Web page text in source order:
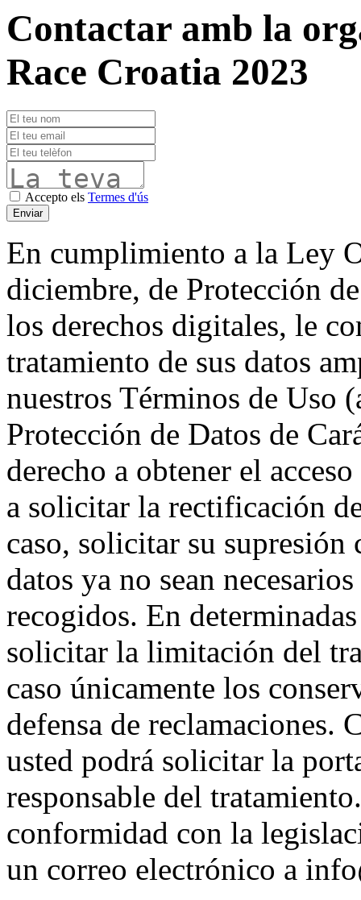
Contactar amb la
Race Croatia 2023
Accepto els Termes d'ús
En cumplimiento a la Ley
diciembre, de Protección
los derechos digitales, le
tratamiento de sus datos
nuestros Términos de Uso
Protección de Datos de
derecho a obtener el
a solicitar la rectificación
caso, solicitar su
datos ya no sean
recogidos. En
solicitar la limitación del
caso únicamente los
defensa de reclamaciones.
usted podrá solicitar la
responsable del
conformidad con la
un correo electrónico a